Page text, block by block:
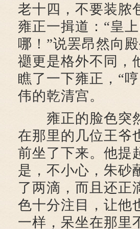
老十四，不要装脓
雍正一揖道：“皇
哪！”说罢昂然向
禵更是格外不同，
瞧了一下雍正，“
伟的乾清宫。
雍正的脸色突然
在那里的几位王爷
前坐了下来。他提
是，不小心，朱砂
了两滴，而且还正
色十分注目，让他
一样，呆坐在那里